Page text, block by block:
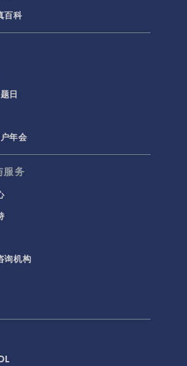
百科
日
年会
服务
询机构